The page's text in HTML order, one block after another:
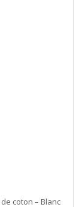
coton – Blanc